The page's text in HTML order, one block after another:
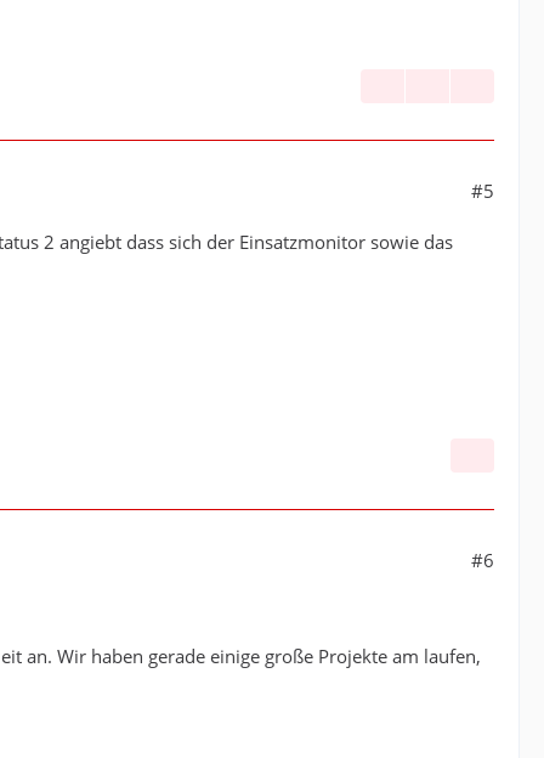
#5
2 angiebt dass sich der Einsatzmonitor sowie das
#6
an. Wir haben gerade einige große Projekte am laufen,